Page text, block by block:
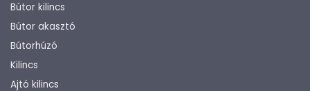
Bútor kilincs
Bútor akasztó
Bútorhúzó
Kilincs
Ajtó kilincs